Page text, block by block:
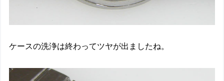
ケースの洗浄は終わってツヤが出ましたね。